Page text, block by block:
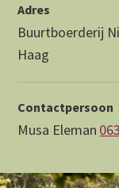
Adres
Buurtboerderij
Haag
Contactpersoon
Musa Eleman